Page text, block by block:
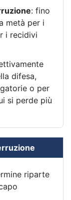
: fino
metà per i
i recidivi
difesa,
o per
si perde più
riparte